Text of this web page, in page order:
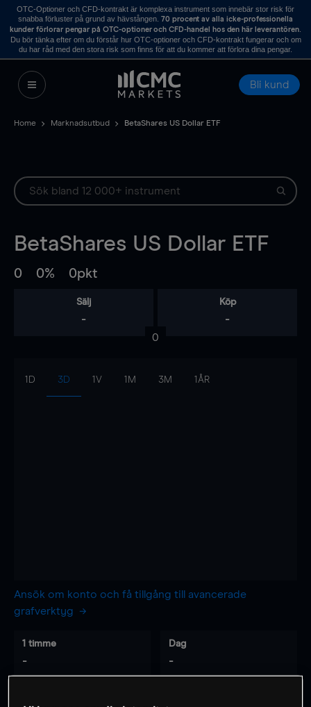
OTC-Optioner och CFD-kontrakt är komplexa instrument som innebär stor risk för
snabba förluster på grund av hävstången. 70 procent av alla icke-professionella
kunder förlorar pengar på OTC-optioner och CFD-handel hos den här leverantören.
Du bör tänka efter om du förstår hur OTC-optioner och CFD-kontrakt fungerar och om
du har råd med den stora risk som finns för att du kommer att förlora dina pengar.
Bli kund
Home Marknadsutbud BetaShares US Dollar ETF
BetaShares US Dollar ETF
0 0% 0pkt
Sälj
-
Köp
-
0
1D 3D 1V 1M 3M 1ÅR
Ansök om konto och få tillgång till avancerade
grafverktyg
1 timme
-
Dag
-